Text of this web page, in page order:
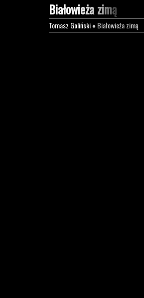
Białowieża zimą
Tomasz Goliński♦ Białowieża zimą